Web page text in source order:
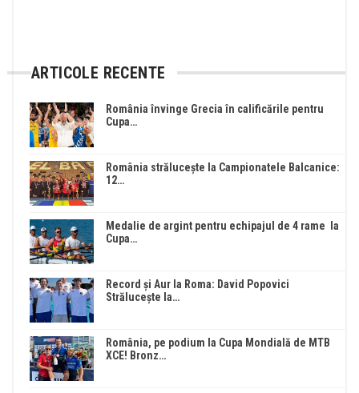
ARTICOLE RECENTE
România învinge Grecia în calificările pentru
Cupa…
România strălucește la Campionatele Balcanice:
12…
Medalie de argint pentru echipajul de 4 rame la
Cupa…
Record și Aur la Roma: David Popovici
Strălucește la…
România, pe podium la Cupa Mondială de MTB
XCE! Bronz…